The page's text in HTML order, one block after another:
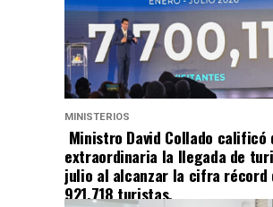
MINISTERIOS
Ministro David Collado calificó
extraordinaria la llegada de
julio al alcanzar la cifra récord
921,718 turistas.